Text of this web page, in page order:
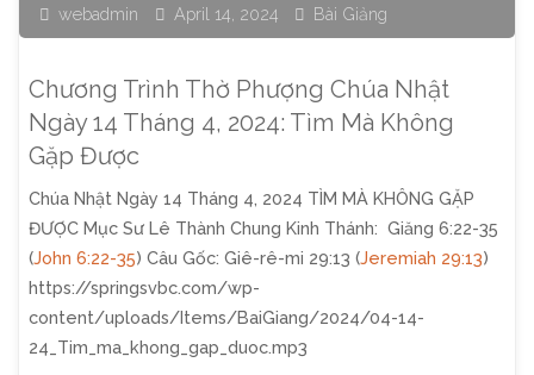
Ngày
Tháng
4,
2024:
Được
Mở
webadmin April 14, 2024 Bài Giảng
Chương Trình Thờ Phượng Chúa Nhật
Ngày 14 Tháng 4, 2024: Tìm Mà Không
Gặp Được
Chúa Nhật Ngày 14 Tháng 4, 2024 TÌM MÀ KHÔNG GẶP
ĐƯỢC Mục Sư Lê Thành Chung Kinh Thánh: Giăng 6:22-35
(John 6:22-35) Câu Gốc: Giê-rê-mi 29:13 (Jeremiah 29:13)
https://springsvbc.com/wp-
content/uploads/Items/BaiGiang/2024/04-14-
24_Tim_ma_khong_gap_duoc.mp3